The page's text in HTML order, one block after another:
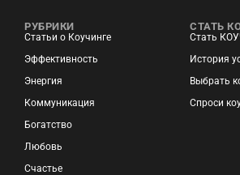
РУБРИКИ
Статьи о Коучинге
Эффективность
Энергия
Коммуникация
Богатство
Любовь
Счастье
СТАТЬ
Стать
История
Выбрать
Спроси